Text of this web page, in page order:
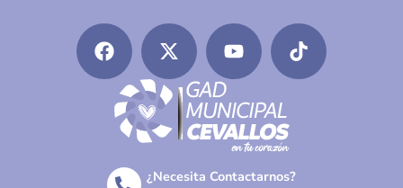
¿Necesita Contactarnos?